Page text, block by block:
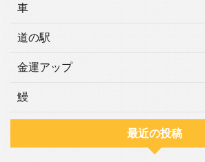
車
道の駅
金運アップ
鰻
最近の投稿